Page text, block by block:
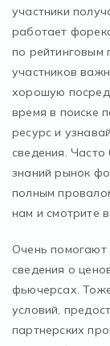
участники
работает
по рейтинговым
участников
хорошую
время в поиске
ресурс и
сведения.
знаний рынок
полным
нам и смотрите
Очень
сведения о
фьючерсах.
условий,
партнерских